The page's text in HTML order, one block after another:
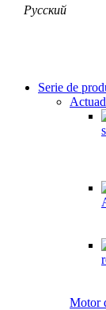
Pусский
Serie de
Motor